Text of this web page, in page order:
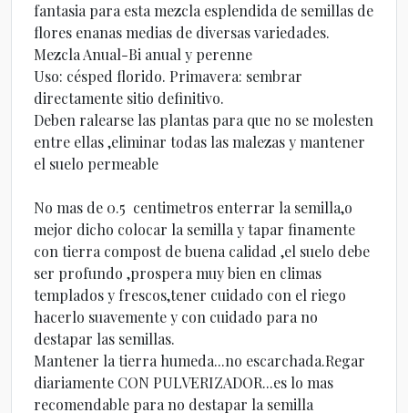
fantasia para esta mezcla esplendida de semillas de
flores enanas medias de diversas variedades.
Mezcla Anual-Bi anual y perenne
Uso: césped florido. Primavera: sembrar
directamente sitio definitivo.
Deben ralearse las plantas para que no se molesten
entre ellas ,eliminar todas las malezas y mantener
el suelo permeable
No mas de 0.5 centimetros enterrar la semilla,o
mejor dicho colocar la semilla y tapar finamente
con tierra compost de buena calidad ,el suelo debe
ser profundo ,prospera muy bien en climas
templados y frescos,tener cuidado con el riego
hacerlo suavemente y con cuidado para no
destapar las semillas.
Mantener la tierra humeda...no escarchada.Regar
diariamente CON PULVERIZADOR...es lo mas
recomendable para no destapar la semilla